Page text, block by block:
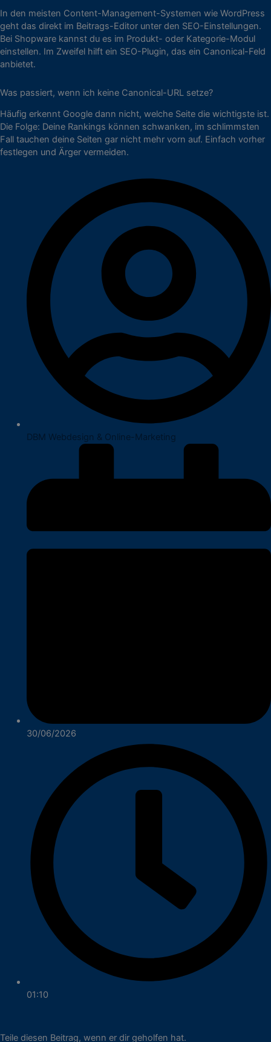
In den meisten Content-Management-Systemen wie WordPress
geht das direkt im Beitrags-Editor unter den SEO-Einstellungen.
Bei Shopware kannst du es im Produkt- oder Kategorie-Modul
einstellen. Im Zweifel hilft ein SEO-Plugin, das ein Canonical-Feld
anbietet.
Was passiert, wenn ich keine Canonical-URL setze?
Häufig erkennt Google dann nicht, welche Seite die wichtigste ist.
Die Folge: Deine Rankings können schwanken, im schlimmsten
Fall tauchen deine Seiten gar nicht mehr vorn auf. Einfach vorher
festlegen und Ärger vermeiden.
DBM Webdesign & Online-Marketing
30/06/2026
01:10
Teile diesen Beitrag, wenn er dir geholfen hat.